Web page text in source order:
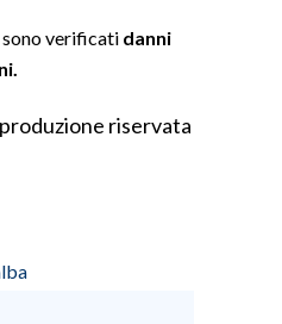
sono verificati danni
riservata